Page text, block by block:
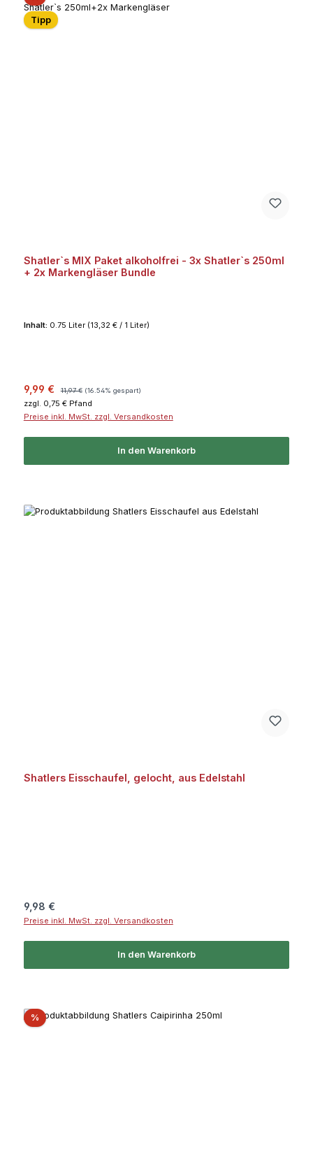
Tipp
Shatler`s MIX Paket alkoholfrei - 3x Shatler`s 250ml
+ 2x Markengläser Bundle
Inhalt: 0.75 Liter (13,32 € / 1 Liter)
Verkaufspreis:
9,99 € 11,97 € (16.54% gespart)
zzgl. 0,75 € Pfand
Preise inkl. MwSt. zzgl. Versandkosten
In den Warenkorb
Shatlers Eisschaufel, gelocht, aus Edelstahl
Regulärer Preis:
9,98 €
Preise inkl. MwSt. zzgl. Versandkosten
In den Warenkorb
%Rabatt